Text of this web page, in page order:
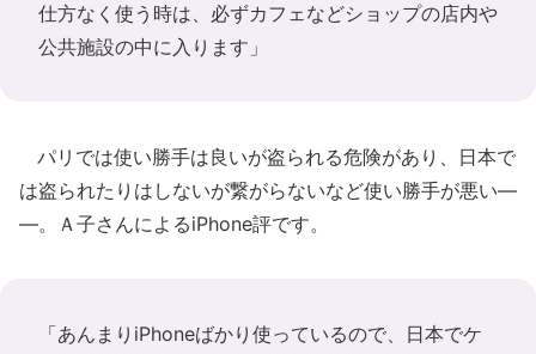
仕方なく使う時は、必ずカフェなどショップの店内や
公共施設の中に入ります」
パリでは使い勝手は良いが盗られる危険があり、日本で
は盗られたりはしないが繋がらないなど使い勝手が悪い―
―。Ａ子さんによるiPhone評です。
「あんまりiPhoneばかり使っているので、日本でケ